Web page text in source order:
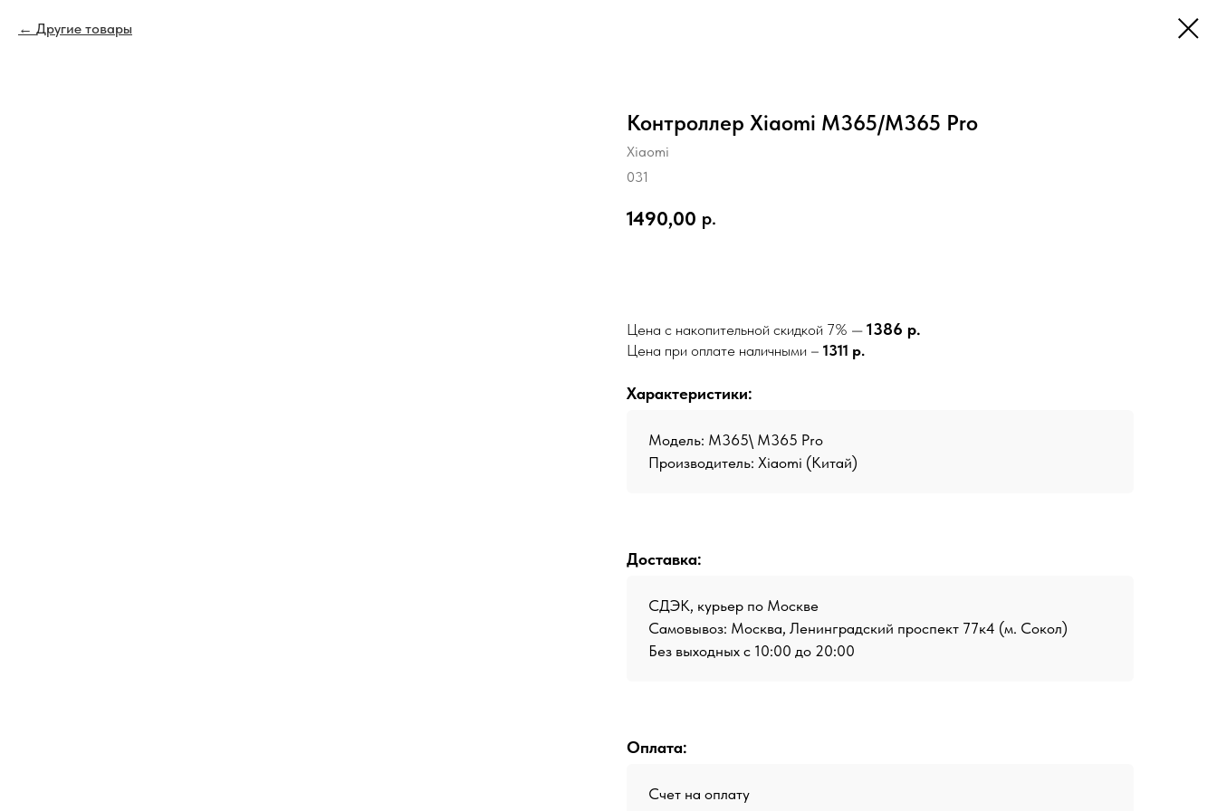
Другие товары
Контроллер Xiaomi M365/M365 Pro
Xiaomi
031
1490,00 р.
Цена с накопительной скидкой 7% — 1386 р.
Цена при оплате наличными – 1311 р.
Характеристики:
Модель: M365\ M365 Pro
Производитель: Xiaomi (Китай)
Доставка:
СДЭК, курьер по Москве
Самовывоз: Москва, Ленинградский проспект 77к4 (м. Сокол)
Без выходных с 10:00 до 20:00
Оплата:
Счет на оплату